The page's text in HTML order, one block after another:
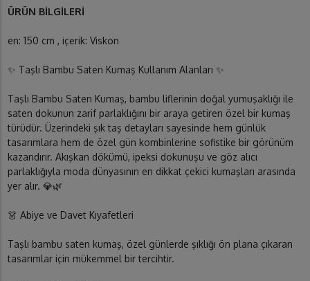
ÜRÜN BİLGİLERİ
en: 150 cm , içerik: Viskon
✨ Taşlı Bambu Saten Kumaş Kullanım Alanları ✨
Taşlı Bambu Saten Kumaş, bambu liflerinin doğal yumuşaklığı ile
saten dokunun zarif parlaklığını bir araya getiren özel bir kumaş
türüdür. Üzerindeki şık taş detayları sayesinde hem günlük
tasarımlara hem de özel gün kombinlerine sofistike bir görünüm
kazandırır. Akışkan dökümü, ipeksi dokunuşu ve göz alıcı
parlaklığıyla moda dünyasının en dikkat çekici kumaşları arasında
yer alır. 💎🌿
👗 Abiye ve Davet Kıyafetleri
Taşlı bambu saten kumaş, özel günlerde şıklığı ön plana çıkaran
tasarımlar için mükemmel bir tercihtir.